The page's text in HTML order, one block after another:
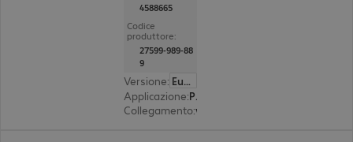
4588665
Codice
produttore:
27599-989-88
9
Versione:
Europa
Applicazione: PC, notebook, tablet, smartphone
Collegamento: